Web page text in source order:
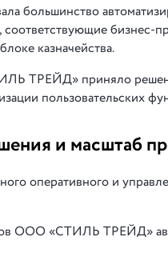
большинство
бизнес-
казначейства.
ТРЕЙД» приняло
пользовательских
и масштаб
оперативного и
ООО «СТИЛЬ ТРЕЙД»